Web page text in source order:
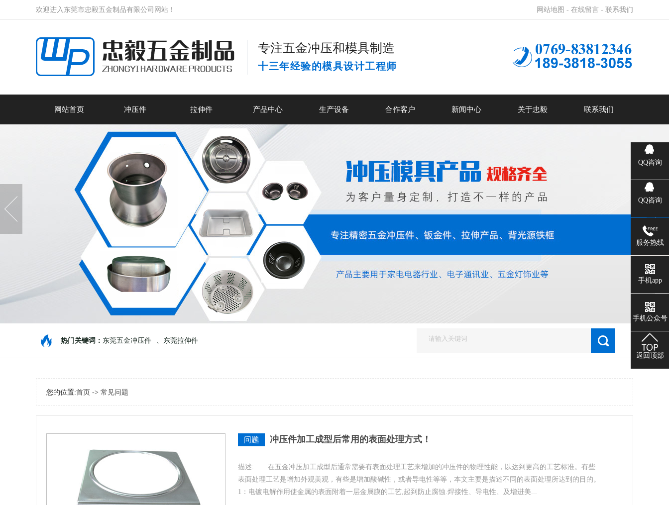
欢迎进入东莞市忠毅五金制品有限公司网站！ 网站地图 - 在线留言 - 联系我们
专注五金冲压和模具制造
十三年经验的模具设计工程师
网站首页 冲压件 拉伸件 产品中心 生产设备 合作客户 新闻中心 关于忠毅 联系我们
热门关键词： 东莞五金冲压件 、 东莞拉伸件
您的位置:首页 -> 常见问题
问题 冲压件加工成型后常用的表面处理方式！
描述: 在五金冲压加工成型后通常需要有表面处理工艺来增加的冲压件的物理性能，以达到更高的工艺标准。有些
表面处理工艺是增加外观美观，有些是增加酸碱性，或者导电性等等，本文主要是描述不同的表面处理所达到的目的。
1：电镀电解作用使金属的表面附着一层金属膜的工艺,起到防止腐蚀.焊接性、导电性、及增进美...
QQ咨询
QQ咨询
服务热线
手机app
手机公众号
返回顶部